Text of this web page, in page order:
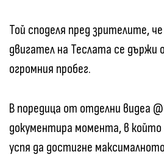
Той споделя пред зрителите,
двигател на Теслата се държи
огромния пробег.
В поредица от отделни видеа
документира момента, в
успя да достигне